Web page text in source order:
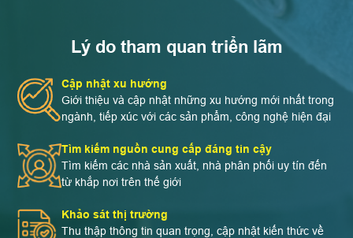
Lý do tham quan triển lãm
Cập nhật xu hướng
Giới thiệu và cập nhật những xu hướng mới nhất trong
ngành, tiếp xúc với các sản phẩm, công nghệ hiện đại
Tìm kiếm nguồn cung cấp đáng tin cậy
Tìm kiếm các nhà sản xuất, nhà phân phối uy tín đến
từ khắp nơi trên thế giới
Khảo sát thị trường
Thu thập thông tin quan trọng, cập nhật kiến thức về